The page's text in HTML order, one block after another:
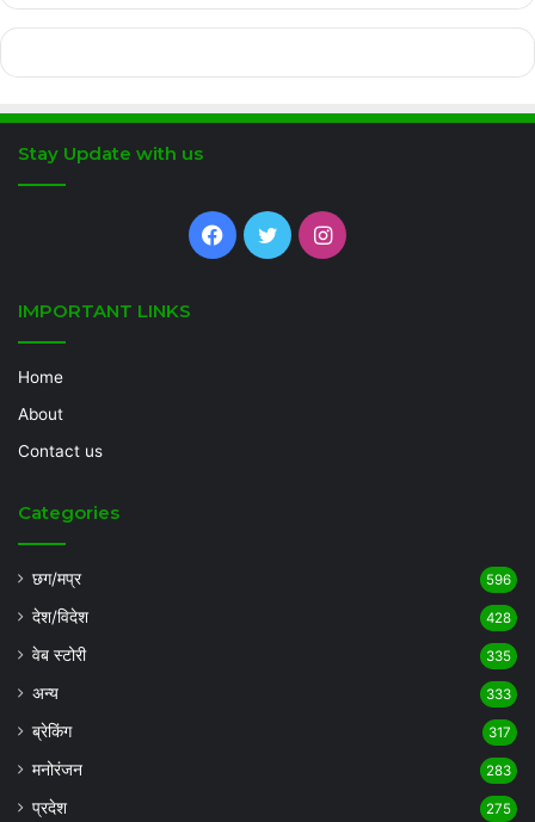
Stay Update with us
Facebook
TwitterInstagram
IMPORTANT LINKS
Home
About
Contact us
Categories
छग/मप्र 596
देश/विदेश 428
वेब स्टोरी 335
अन्य 333
ब्रेकिंग 317
मनोरंजन 283
प्रदेश 275